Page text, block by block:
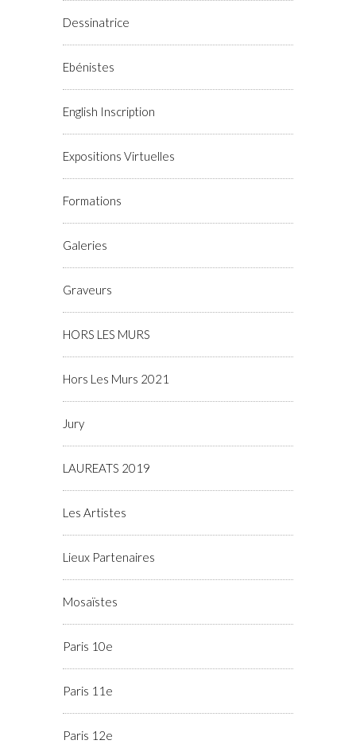
Dessinatrice
Ebénistes
English Inscription
Expositions Virtuelles
Formations
Galeries
Graveurs
HORS LES MURS
Hors Les Murs 2021
Jury
LAUREATS 2019
Les Artistes
Lieux Partenaires
Mosaïstes
Paris 10e
Paris 11e
Paris 12e